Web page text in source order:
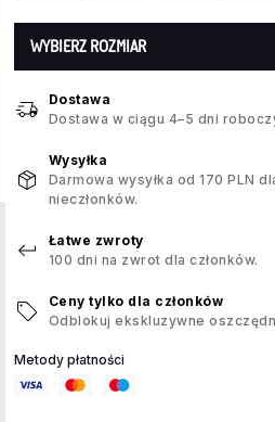
WYBIERZ ROZMIAR
Dostawa
Dostawa w ciągu 4–5 dni
Wysyłka
Darmowa wysyłka od 170 PLN
nieczłonków.
Łatwe zwroty
100 dni na zwrot dla członków.
Ceny tylko dla członków
Odblokuj ekskluzywne
Metody płatności